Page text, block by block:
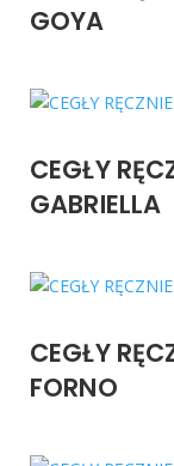
GOYA
CEGŁY
GABRIELLA
CEGŁY
FORNO